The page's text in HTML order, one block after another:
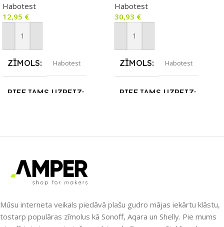
Habotest
12,95 €
Pievienot Grozam
ZĪMOLS Habotest
PIEEJAMS UZREIZ
Habotest
30,93 €
Pievienot Grozam
ZĪMOLS Habotest
PIEEJAMS UZREIZ
Mūsu interneta veikals piedāvā plašu gudro mājas iekārtu klāstu,
tostarp populāras zīmolus kā Sonoff, Aqara un Shelly. Pie mums